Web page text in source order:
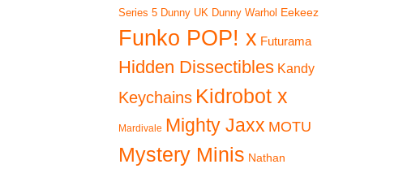
Series 5 Dunny UK Dunny Warhol Eekeez
Funko POP! x Futurama
Hidden Dissectibles Kandy
Keychains Kidrobot x
Mardivale Mighty Jaxx MOTU
Mystery Minis Nathan